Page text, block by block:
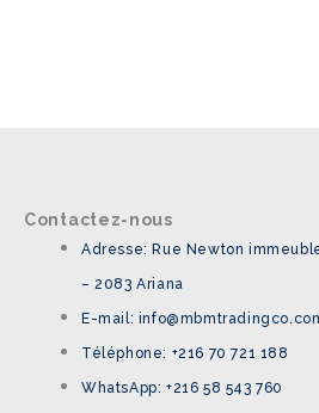
Contactez-nous
Adresse: Rue Newton
– 2083 Ariana
E-mail:
Téléphone: +216 70 721 188
WhatsApp: +216 58 543 760